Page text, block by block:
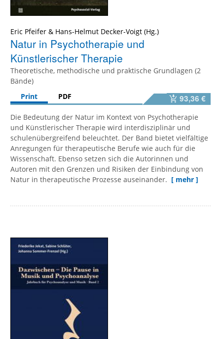
Eric Pfeifer & Hans-Helmut Decker-Voigt
Natur in Psychotherapie und
Künstlerischer Therapie
Theoretische, methodische und praktische Grundlagen (2
Bände)
Print
PDF 93,36 €
Die Bedeutung der Natur im Kontext von Psychotherapie
und Künstlerischer Therapie wird interdisziplinär und
schulenübergreifend beleuchtet. Der Band bietet vielfältige
Anregungen für therapeutische Berufe wie auch für die
Wissenschaft. Ebenso setzen sich die Autorinnen und
Autoren mit den Grenzen und Risiken der Einbindung von
Natur in therapeutische Prozesse auseinander. [ mehr ]